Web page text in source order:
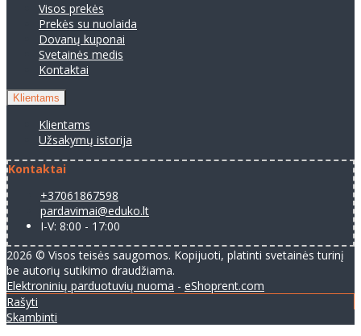
Visos prekės
Prekės su nuolaida
Dovanų kuponai
Svetainės medis
Kontaktai
Klientams
Klientams
Užsakymų istorija
Kontaktai
+37061867598
pardavimai@eduko.lt
I-V: 8:00 - 17:00
2026 © Visos teisės saugomos. Kopijuoti, platinti svetainės turinį
be autorių sutikimo draudžiama.
Elektroninių parduotuvių nuoma - eShoprent.com
Rašyti
Skambinti